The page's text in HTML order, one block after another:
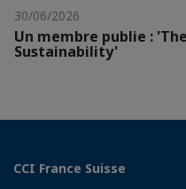
30/06/2026
Un membre publie :
Sustainability'
CCI France Suisse